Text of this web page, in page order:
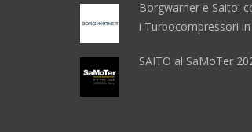
Borgwarner e Saito:
i Turbocompressori
SAITO al SaMoTer